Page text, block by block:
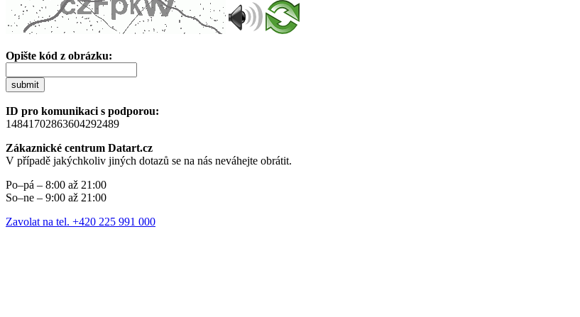
Opište kód z obrázku:
submit
ID pro komunikaci s podporou:
14841702863604292489
Zákaznické centrum Datart.cz
V případě jakýchkoliv jiných dotazů se na nás neváhejte obrátit.
Po–pá – 8:00 až 21:00
So–ne – 9:00 až 21:00
Zavolat na tel. +420 225 991 000